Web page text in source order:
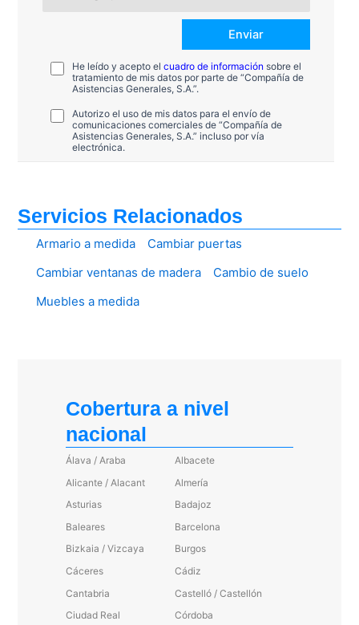
He leído y acepto elcuadro de información sobre el
tratamiento de mis datos por parte de “Compañía de
Asistencias Generales, S.A.”.
Autorizo el uso de mis datos para el envío de
comunicaciones comerciales de “Compañía de
Asistencias Generales, S.A.” incluso por vía
electrónica.
Servicios Relacionados
Armario a medida
Cambiar puertas
Cambiar ventanas de madera
Cambio de suelo
Muebles a medida
Cobertura a nivel
nacional
Álava / Araba
Albacete
Alicante / Alacant
Almería
Asturias
Badajoz
Baleares
Barcelona
Bizkaia / Vizcaya
Burgos
Cáceres
Cádiz
Cantabria
Castelló / Castellón
Ciudad Real
Córdoba